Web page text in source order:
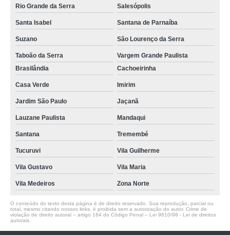
Rio Grande da Serra Salesópolis
Santa Isabel Santana de Parnaíba
Suzano São Lourenço da Serra
Taboão da Serra
Vargem Grande Paulista
Brasilândia
Cachoeirinha
Casa Verde Imirim
Jardim São Paulo Jaçanã
Lauzane Paulista Mandaqui
Santana Tremembé
Tucuruvi Vila Guilherme
Vila Gustavo Vila Maria
Vila Medeiros Zona Norte
O conteúdo do texto desta página é de direito reservado. Sua reprodução, parcial ou
total, mesmo citando nossos links, é proibida sem a autorização do autor. Crime de
violação de direito autoral – artigo 184 do Código Penal – Lei 9610/98 - Lei de direitos
autorais